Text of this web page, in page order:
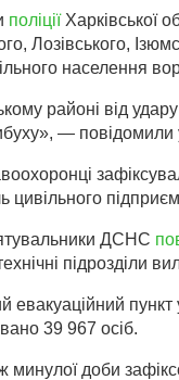
поліціїХарківської
Лозівського,
населення
районі від
— повідомили
цивільного
ДСНС
підрозділи
евакуаційний
39 967 осіб.
минулої доби